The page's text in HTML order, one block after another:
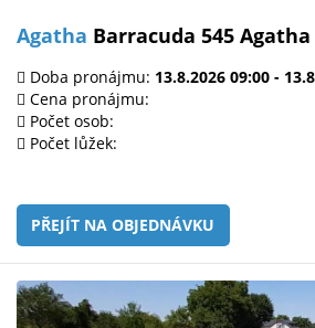
Agatha Barracuda 545 Agatha
Doba pronájmu: 13.8.2026 09:00 -
Cena pronájmu:
Počet osob:
Počet lůžek:
PŘEJÍT NA OBJEDNÁVKU